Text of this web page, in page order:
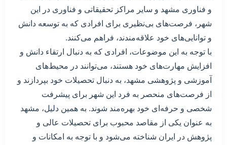
و فناوری مشهد و سایر مراکز تحقیقاتی و فناوری در این
شهر، فرصت‌های بی‌نظیری برای افرادی که به توسعه دانش
و توانایی‌های خود علاقه‌مندند، فراهم می‌کنند.
با توجه به این موضوعات، افرادی که به دنبال ارتقاء دانش و
افزایش مهارت‌های خود هستند، می‌توانند در محیط‌های
آموزشی و پژوهشی مشهد، به دنبال تحصیلات خود بپردازند و
از فرصت‌های منحصر به فرد این شهر برای پیشرفت
شخصی و حرفه‌ای خود بهره‌مند شوند. به همین دلیل، مشهد
به عنوان یکی از مقاصد محبوب برای تحصیلات عالی و
پژوهش در ایران شناخته می‌شود و با توجه به امکانات و